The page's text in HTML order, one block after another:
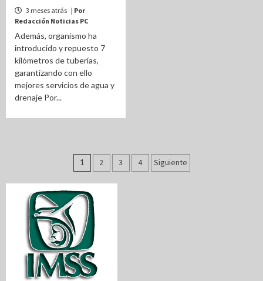
3 meses atrás | Por
Redacción Noticias PC
Además, organismo ha
introducido y repuesto 7
kilómetros de tuberías,
garantizando con ello
mejores servicios de agua y
drenaje Por...
Paginación
de
entradas
1 2 3 4 Siguiente